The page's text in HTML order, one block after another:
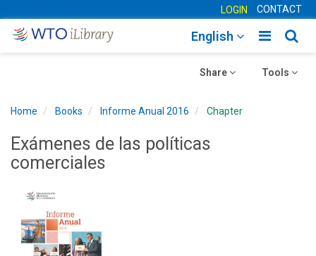
LOGIN CONTACT
Toggle
English
Toggle
Tools
Toggle
Share
Home Books Informe Anual 2016 Chapter
Exámenes de las políticas
comerciales